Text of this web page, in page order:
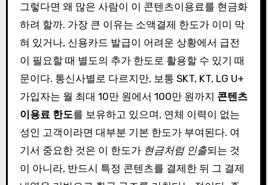
그렇다면 왜 많은 사람이 이 콘텐츠이용료를 현금화
하려 할까. 가장 큰 이유는 소액결제 한도가 이미 막
혀 있거나, 신용카드 발급이 어려운 상황에서 급전
이 필요할 때 별도의 추가 한도로 활용할 수 있기 때
문이다. 통신사별로 다르지만, 보통 SKT, KT, LG U+
가입자는 월 최대 10만 원에서 100만 원까지 콘텐츠
이용료 한도를 보유하고 있으며, 연체 이력이 없는
성인 고객이라면 대부분 기본 한도가 부여된다. 여
기서 중요한 것은 이 한도가 현금처럼 인출되는 것
이 아니라, 반드시 특정 콘텐츠를 결제한 뒤 그 결제